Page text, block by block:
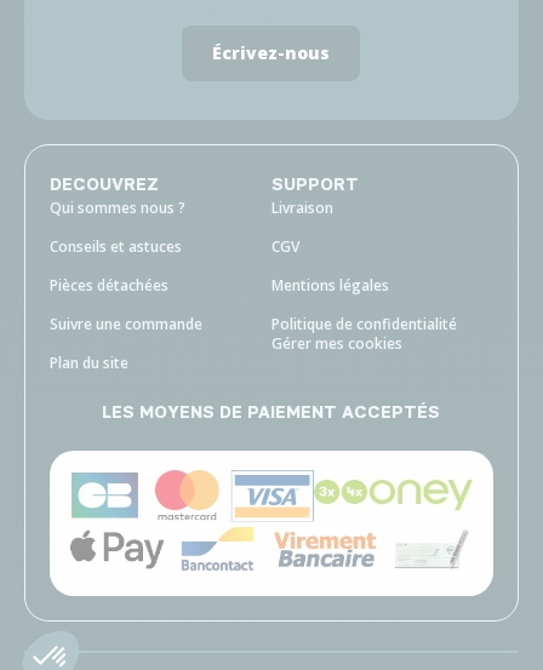
Écrivez-nous
DECOUVREZ
Qui sommes nous ?
Conseils et astuces
Pièces détachées
Suivre une commande
Plan du site
SUPPORT
Livraison
CGV
Mentions légales
Politique de confidentialité
Gérer mes cookies
LES MOYENS DE PAIEMENT ACCEPTÉS